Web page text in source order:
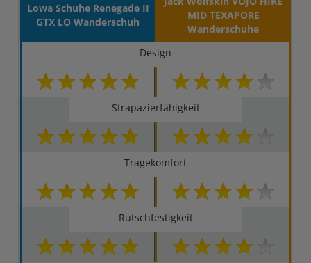
Lowa Schuhe Renegade II
GTX LO Wanderschuh
MID TEXAPORE
Wanderschuhe
Design
Strapazierfähigkeit
Tragekomfort
Rutschfestigkeit